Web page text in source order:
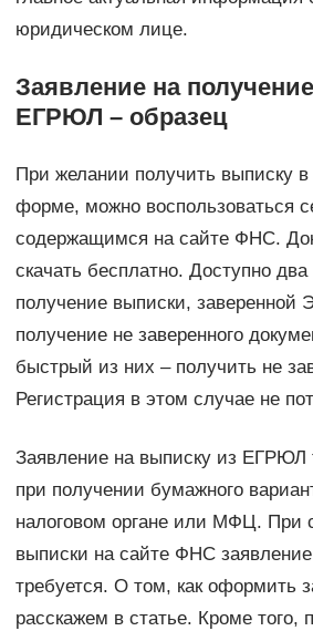
юридическом лице.
Заявление на
ЕГРЮЛ – образец
При желании получить выписку в
форме, можно воспользоваться
содержащимся на сайте ФНС.
скачать бесплатно. Доступно два
получение выписки, заверенной
получение не заверенного
быстрый из них – получить не
Регистрация в этом случае не
Заявление на выписку из ЕГРЮЛ
при получении бумажного
налоговом органе или МФЦ. При
выписки на сайте ФНС
требуется. О том, как оформить
расскажем в статье. Кроме того,